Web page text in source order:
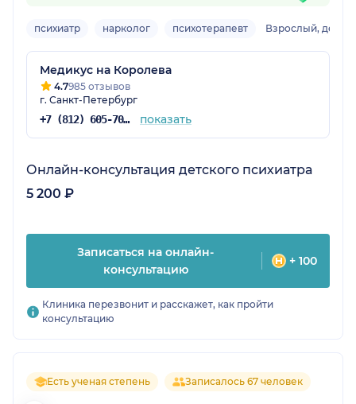
психиатр нарколог психотерапевт Взрослый,
Медикус на Королева
4.7985 отзывов
г. Санкт-Петербург
+7 (812) 605-70-81 показать
Онлайн-консультация детского психиатра
5 200 ₽
Записаться на онлайн-
консультацию
+ 100
Клиника перезвонит и расскажет, как пройти
консультацию
Есть ученая степень Записалось 67 человек